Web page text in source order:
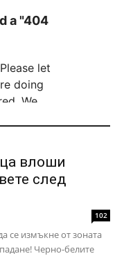
влоши
след
102
се измъкне от зоната
Черно-белите